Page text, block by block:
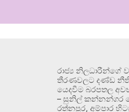
රාජ්‍ය නිලධාරීන්ගේ
තීරණවලට දණ්ඩ නීති
යෙදවීම බරපතල
– සුනිල් කන්නන්ගර
රත්නපුර, අම්පාර